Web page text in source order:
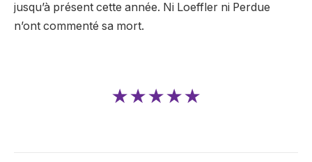
jusqu’à présent cette année. Ni Loeffler ni Perdue
n’ont commenté sa mort.
★★★★★